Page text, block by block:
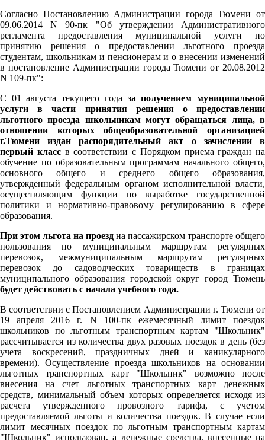
Согласно Постановлению Администрации города Тюмени от
09.06.2014 N 90-пк "Об утверждении Административного
регламента предоставления муниципальной услуги по
принятию решения о предоставлении льготного проезда
студентам, школьникам и пенсионерам и о внесении изменений
в постановление Администрации города Тюмени от 20.08.2012
N 109-пк":
С 01 августа текущего года за получением муниципальной
услуги в части принятия решения о предоставлении
льготного проезда школьникам могут обращаться лица, в
отношении которых общеобразовательной организацией
г.Тюмени издан распорядительный акт о зачислении в
первый классв соответствии с Порядком приема граждан на
обучение по образовательным программам начального общего,
основного общего и среднего общего образования,
утвержденный федеральным органом исполнительной власти,
осуществляющим функции по выработке государственной
политики и нормативно-правовому регулированию в сфере
образования.
При этом льгота на проезд на пассажирском транспорте общего
пользования по муниципальным маршрутам регулярных
перевозок, межмуниципальным маршрутам регулярных
перевозок до садоводческих товариществ в границах
муниципального образования городской округ город Тюмень
будет действовать с начала учебного года.
В соответствии с Постановлением Администрации г. Тюмени от
19 апреля 2016 г. N 100-пк ежемесячный лимит поездок
школьников по льготным транспортным картам "Школьник"
рассчитывается из количества двух разовых поездок в день (без
учета воскресений, праздничных дней и каникулярного
времени). Осуществление проезда школьников на основании
льготных транспортных карт "Школьник" возможно после
внесения на счет льготных транспортных карт денежных
средств, минимальный объем которых определяется исходя из
расчета утвержденного провозного тарифа, с учетом
предоставляемой льготы и количества поездок. В случае если
лимит месячных поездок по льготным транспортным картам
"Школьник" использован, а денежные средства, внесенные на